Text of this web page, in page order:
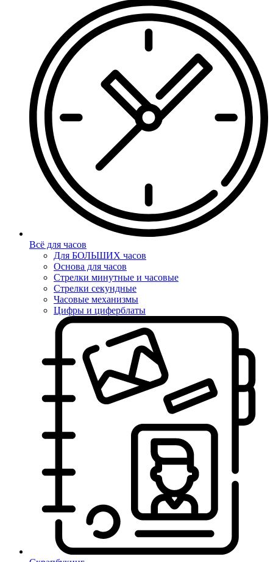
Всё для часов
Для БОЛЬШИХ часов
Основа для часов
Стрелки минутные и часовые
Стрелки секундные
Часовые механизмы
Цифры и циферблаты